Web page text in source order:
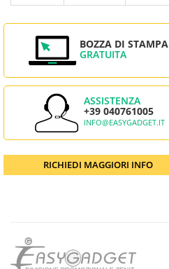
BOZZA DI STAMPA
GRATUITA
ASSISTENZA
+39 040761005
INFO@EASYGADGET.IT
RICHIEDI MAGGIORI INFO